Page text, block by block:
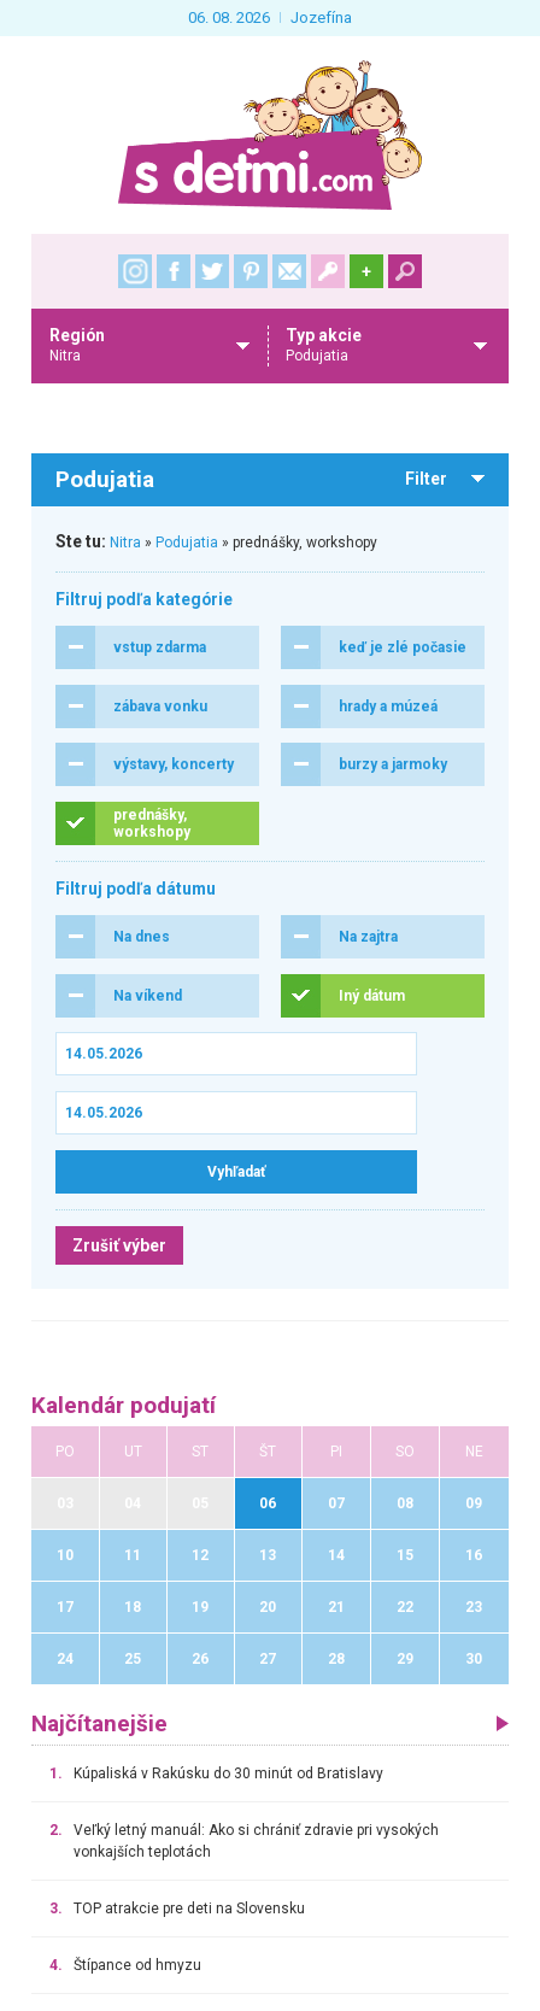
06. 08. 2026 Jozefína
+
Región
Nitra
Typ akcie
Podujatia
Podujatia Filter
Ste tu: Nitra » Podujatia » prednášky, workshopy
Filtruj podľa kategórie
vstup zdarma keď je zlé počasie
zábava vonku hrady a múzeá
výstavy, koncerty burzy a jarmoky
prednášky,
workshopy
Filtruj podľa dátumu
Na dnes Na zajtra
Na víkend Iný dátum
Zrušiť výber
Kalendár podujatí
PO UT ST ŠT PI SO NE
06 07 08 09
10 11 12 13 14 15 16
17 18 19 20 21 22 23
24 25 26 27 28 29 30
Najčítanejšie
1. Kúpaliská v Rakúsku do 30 minút od Bratislavy
2.
Veľký letný manuál: Ako si chrániť zdravie pri vysokých
vonkajších teplotách
3. TOP atrakcie pre deti na Slovensku
4. Štípance od hmyzu